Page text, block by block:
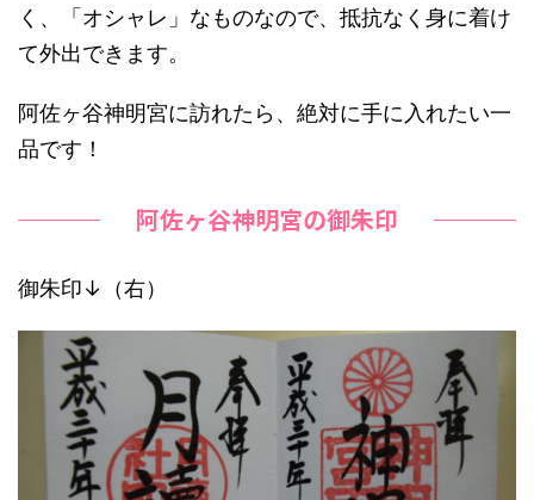
く、「オシャレ」なものなので、抵抗なく身に着け
て外出できます。
阿佐ヶ谷神明宮に訪れたら、絶対に手に入れたい一
品です！
阿佐ヶ谷神明宮の御朱印
御朱印↓（右）